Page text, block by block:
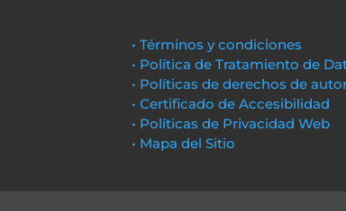
• Términos y condiciones
• Política de Tratamiento de
• Políticas de derechos de
• Certificado de Accesibilidad
• Políticas de Privacidad Web
• Mapa del Sitio